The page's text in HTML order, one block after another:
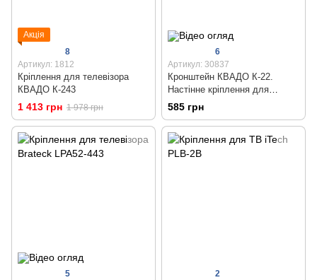
Акція
8
Артикул: 1812
Кріплення для телевізора
КВАДО К-243
1 413 грн 1 978 грн
6
Артикул: 30837
Кронштейн КВАДО К-22.
Настінне кріплення для
монітора або телевізора 17 -
32 дюймів
585 грн
5
2